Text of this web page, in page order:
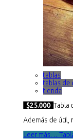
tablas
tablas de
tienda
$25.000 Tabla
Además de útil,
Leer más…